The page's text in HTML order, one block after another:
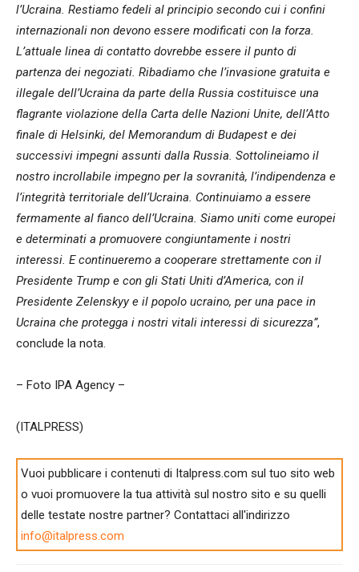
l’Ucraina. Restiamo fedeli al principio secondo cui i confini
internazionali non devono essere modificati con la forza.
L’attuale linea di contatto dovrebbe essere il punto di
partenza dei negoziati. Ribadiamo che l’invasione gratuita e
illegale dell’Ucraina da parte della Russia costituisce una
flagrante violazione della Carta delle Nazioni Unite, dell’Atto
finale di Helsinki, del Memorandum di Budapest e dei
successivi impegni assunti dalla Russia. Sottolineiamo il
nostro incrollabile impegno per la sovranità, l’indipendenza e
l’integrità territoriale dell’Ucraina. Continuiamo a essere
fermamente al fianco dell’Ucraina. Siamo uniti come europei
e determinati a promuovere congiuntamente i nostri
interessi. E continueremo a cooperare strettamente con il
Presidente Trump e con gli Stati Uniti d’America, con il
Presidente Zelenskyy e il popolo ucraino, per una pace in
Ucraina che protegga i nostri vitali interessi di sicurezza”,
conclude la nota.
– Foto IPA Agency –
(ITALPRESS)
Vuoi pubblicare i contenuti di Italpress.com sul tuo sito web
o vuoi promuovere la tua attività sul nostro sito e su quelli
delle testate nostre partner? Contattaci all'indirizzo
info@italpress.com